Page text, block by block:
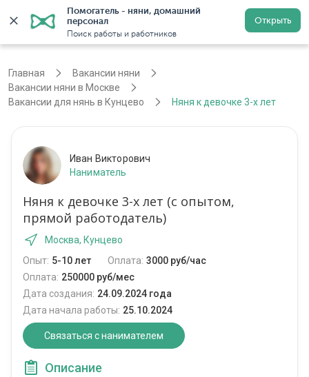
Помогатель - няни, домашний
персонал
Поиск работы и работников
Открыть
Регистрация
Главная
Вакансии няни
Вакансии няни в Москве
Вакансии для нянь в Кунцево
Няня к девочке 3-х лет
Иван Викторович
Наниматель
Няня к девочке 3-х лет (с опытом,
прямой работодатель)
Москва, Кунцево
Опыт: 5-10 лет Оплата: 3000 руб/час
Оплата: 250000 руб/мес
Дата создания: 24.09.2024 года
Дата начала работы: 25.10.2024
Связаться с нанимателем
Описание